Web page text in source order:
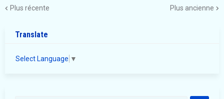
Plus récente Plus ancienne
Translate
Select Language ▼